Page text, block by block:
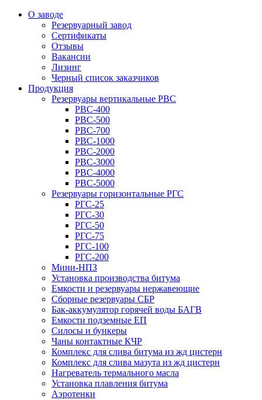
О заводе
Резервуарный завод
Сертификаты
Отзывы
Вакансии
Лизинг
Черный список заказчиков
Продукция
Резервуары вертикальные РВС
РВС-400
РВС-500
РВС-700
РВС-1000
РВС-2000
РВС-3000
РВС-4000
РВС-5000
Резервуары горизонтальные РГС
РГС-25
РГС-30
РГС-50
РГС-75
РГС-100
РГС-200
Мини-НПЗ
Установка производства битума
Емкости и резервуары нержавеющие
Сборные резервуары СБР
Бак-аккумулятор горячей воды БАГВ
Емкости подземные ЕП
Силосы и бункеры
Чаны контактные КЧР
Комплекс для слива битума из жд цистерн
Комплекс для слива мазута из жд цистерн
Нагреватель термального масла
Установка плавления битума
Аэротенки